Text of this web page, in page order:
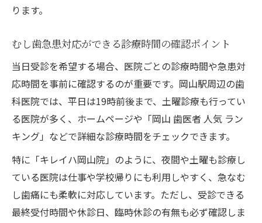
ります。
むし歯急患対応ができる診療時間の確認ポイント
当日受診を希望する場合、医院ごとの診療時間や急患対
応時間を事前に確認するのが重要です。岡山駅周辺の歯
科医院では、平日は19時前後まで、土曜診療も行ってい
る医院が多く、ホームページや「岡山 歯医者 人気 ラン
キング」などで詳細な診療時間をチェックできます。
特に「キレイハ岡山院」のように、夜間や土曜も診療し
ている医院は仕事や学校帰りにも利用しやすく、急なむ
し歯痛にも柔軟に対応しています。ただし、受診できる
最終受付時間や休診日、臨時休診の有無も必ず確認しま